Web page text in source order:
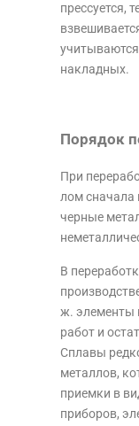
прессуется,
накладных.
Порядок
При
лом сначала
черные
В
ж. элементы
работ и
Сплавы
металлов,
приемки в
приборов,